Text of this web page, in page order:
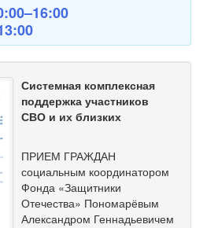
Системная комплексная
поддержка участников
СВО и их близких
ПРИЕМ ГРАЖДАН
социальным координатором
Фонда «Защитники
Отечества» Пономарёвым
Александром Геннадьевичем